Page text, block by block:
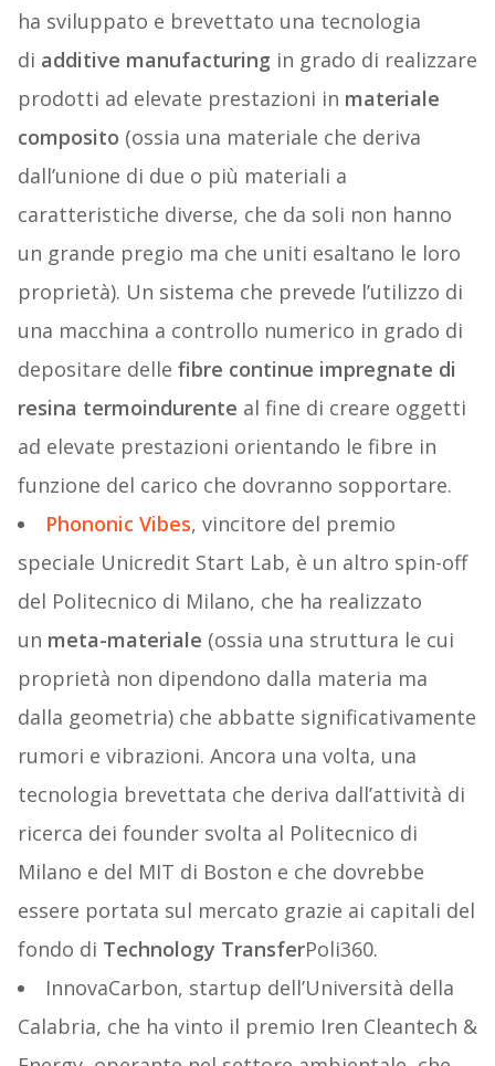
ha sviluppato e brevettato una tecnologia
di additive manufacturing in grado di realizzare
prodotti ad elevate prestazioni in materiale
composito (ossia una materiale che deriva
dall’unione di due o più materiali a
caratteristiche diverse, che da soli non hanno
un grande pregio ma che uniti esaltano le loro
proprietà). Un sistema che prevede l’utilizzo di
una macchina a controllo numerico in grado di
depositare delle fibre continue impregnate di
resina termoindurente al fine di creare oggetti
ad elevate prestazioni orientando le fibre in
funzione del carico che dovranno sopportare.
Phononic Vibes, vincitore del premio
speciale Unicredit Start Lab, è un altro spin-off
del Politecnico di Milano, che ha realizzato
un meta-materiale (ossia una struttura le cui
proprietà non dipendono dalla materia ma
dalla geometria) che abbatte significativamente
rumori e vibrazioni. Ancora una volta, una
tecnologia brevettata che deriva dall’attività di
ricerca dei founder svolta al Politecnico di
Milano e del MIT di Boston e che dovrebbe
essere portata sul mercato grazie ai capitali del
fondo di Technology TransferPoli360.
InnovaCarbon, startup dell’Università della
Calabria, che ha vinto il premio Iren Cleantech &